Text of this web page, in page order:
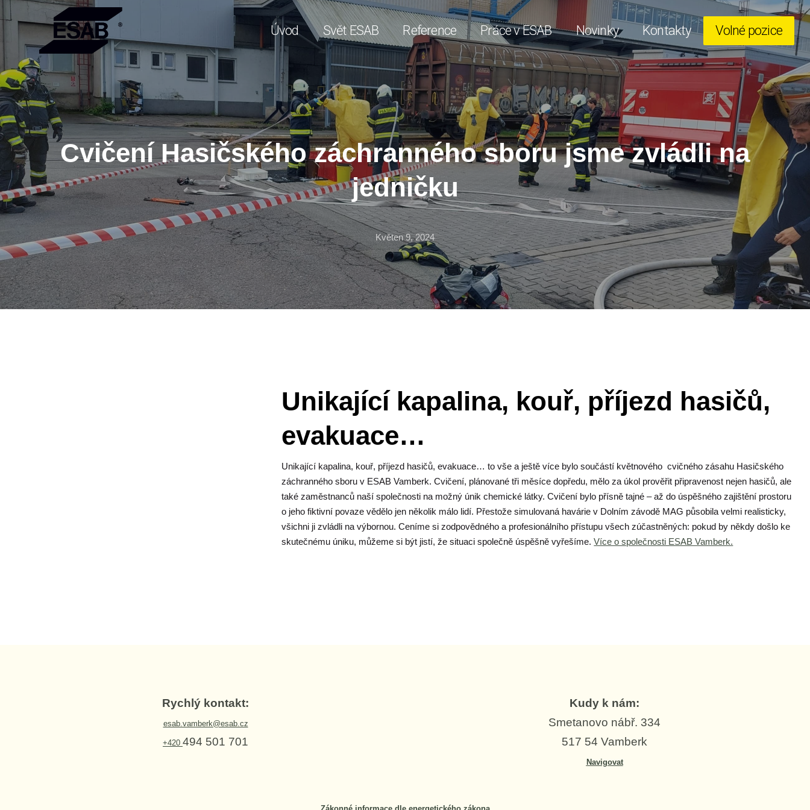
Úvod Svět ESAB Reference Práce v ESAB Novinky Kontakty Volné pozice
Cvičení Hasičského záchranného sboru jsme zvládli na
jedničku
Květen 9, 2024
Unikající kapalina, kouř, příjezd hasičů,
evakuace…
Unikající kapalina, kouř, příjezd hasičů, evakuace… to vše a ještě více bylo součástí květnového cvičného zásahu Hasičského
záchranného sboru v ESAB Vamberk. Cvičení, plánované tři měsíce dopředu, mělo za úkol prověřit připravenost nejen hasičů, ale
také zaměstnanců naší společnosti na možný únik chemické látky. Cvičení bylo přísně tajné – až do úspěšného zajištění prostoru
o jeho fiktivní povaze vědělo jen několik málo lidí. Přestože simulovaná havárie v Dolním závodě MAG působila velmi realisticky,
všichni ji zvládli na výbornou. Ceníme si zodpovědného a profesionálního přístupu všech zúčastněných: pokud by někdy došlo ke
skutečnému úniku, můžeme si být jistí, že situaci společně úspěšně vyřešíme.Více o společnosti ESAB Vamberk.
Rychlý kontakt:
esab.vamberk@esab.cz
+420 494 501 701
Kudy k nám:
Smetanovo nábř. 334
517 54 Vamberk
Navigovat